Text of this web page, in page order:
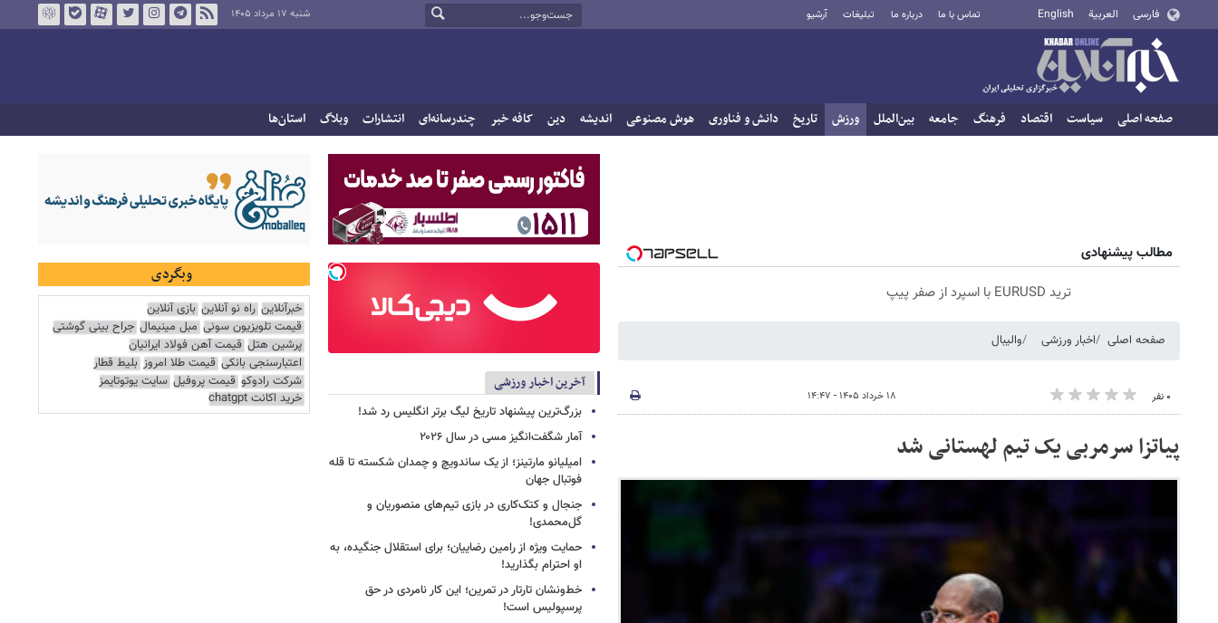
فارسی العربية English تماس با ما درباره ما تبلیغات آرشیو شنبه ۱۷ مرداد ۱۴۰۵
صفحه اصلی سیاست اقتصاد فرهنگ جامعه بین‌الملل ورزش تاریخ دانش و فناوری هوش مصنوعی اندیشه دین کافه خبر چندرسانه‌ای انتشارات وبلاگ استان‌ها
مطالب پیشنهادی
ترید EURUSD با اسپرد از صفر پیپ
صفحه اصلی اخبار ورزشی والیبال
۰ نفر ۱۸ خرداد ۱۴۰۵ - ۱۴:۴۷
پیاتزا سرمربی یک تیم لهستانی شد
آخرین اخبار ورزشی
بزرگ‌ترین پیشنهاد تاریخ لیگ برتر انگلیس رد شد!
آمار شگفت‌انگیز مسی در سال ۲۰۲۶
امیلیانو مارتینز؛ از یک ساندویچ و چمدان شکسته تا قله
فوتبال جهان
جنجال و کتک‌کاری در بازی تیم‌های منصوریان و
گل‌محمدی!
حمایت ویژه از رامین رضاییان؛ برای استقلال جنگیده، به
او احترام بگذارید!
خط‌ونشان تارتار در تمرین؛ این کار نامردی در حق
پرسپولیس است!
وبگردی
خبرآنلاین راه نو آنلاین بازی آنلاین
قیمت تلویزیون سونی مبل مینیمال جراح بینی گوشتی
پرشین هتل قیمت آهن فولاد ایرانیان
اعتبارسنجی بانکی قیمت طلا امروز بلیط قطار
شرکت رادوکو قیمت پروفیل سایت یوتوتایمز
خرید اکانت chatgpt